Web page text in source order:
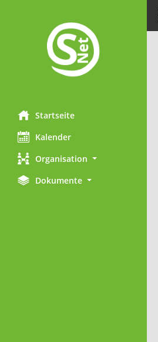
Startseite
Kalender
Organisation
Dokumente